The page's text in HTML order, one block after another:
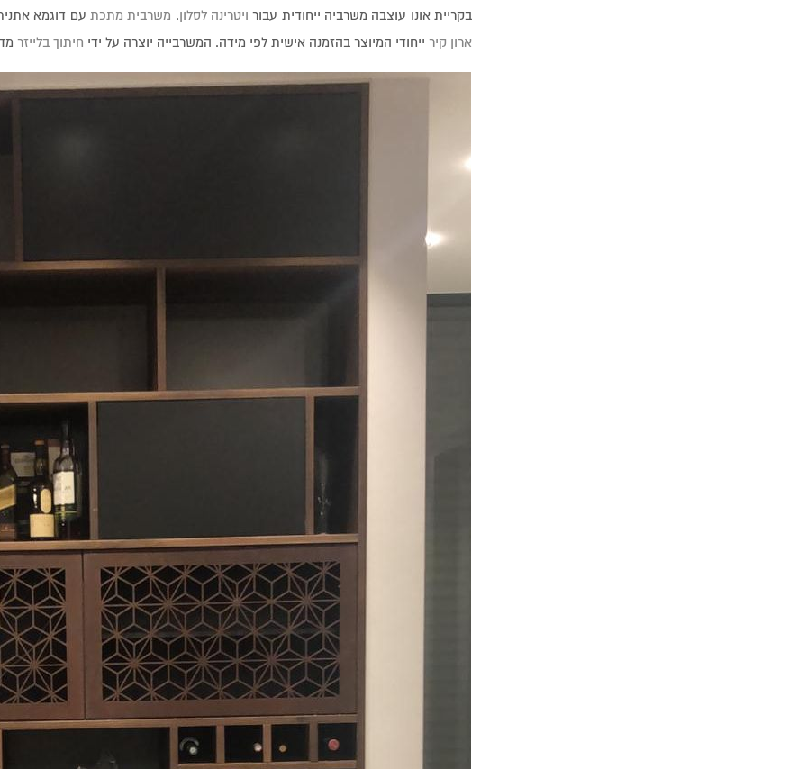
בקריית אונו עוצבה משרביה ייחודית עבור ויטרינה לסלון. משרבית מתכת עם דוגמא
ארון קיר ייחודי המיוצר בהזמנה אישית לפי מידה. המשרבייה יוצרה על ידי חיתוך בלייזר